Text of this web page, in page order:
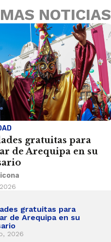
NOTICIAS
gratuitas para
de Arequipa en su
gratuitas para
de Arequipa en su
2026